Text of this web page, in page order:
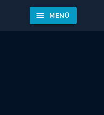
menu MENÜ